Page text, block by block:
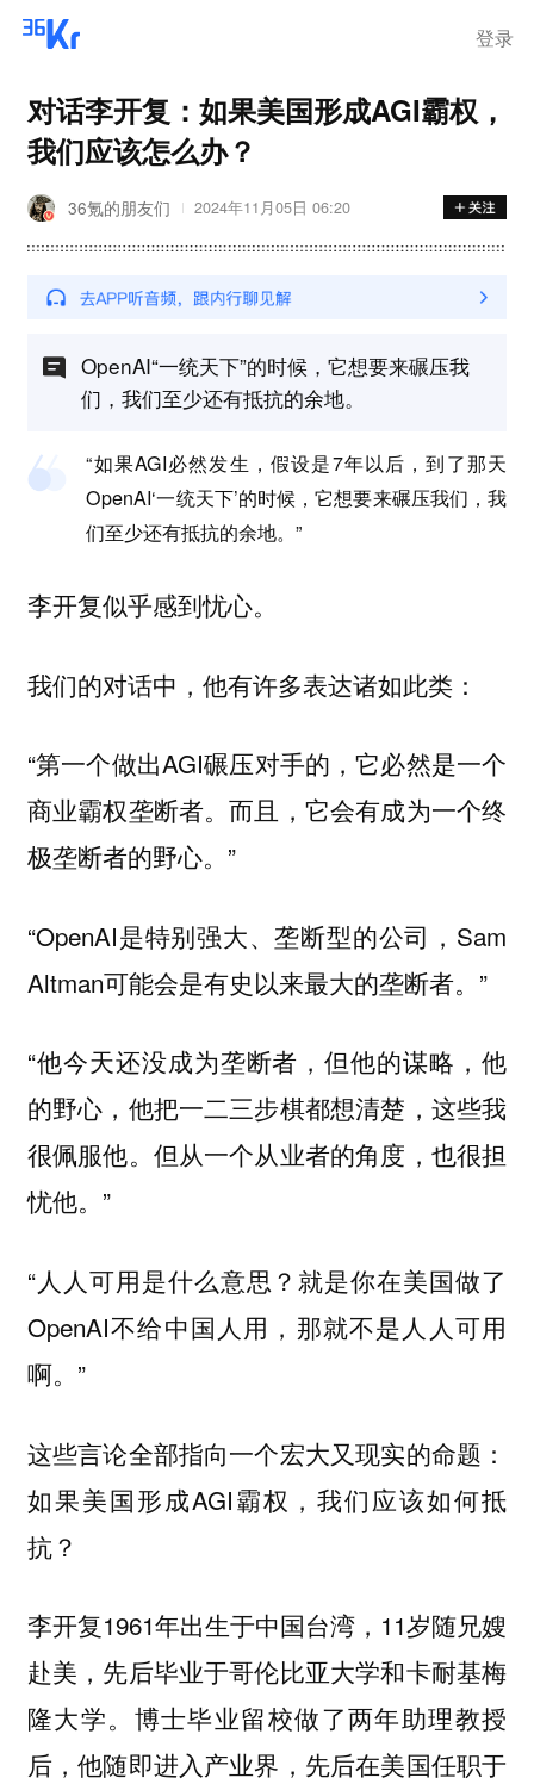
登录
对话李开复：如果美国形成AGI霸权，
我们应该怎么办？
36氪的朋友们 2024年11月05日 06:20
OpenAI“一统天下”的时候，它想要来碾压我
们，我们至少还有抵抗的余地。
“如果AGI必然发生，假设是7年以后，到了那天
OpenAI‘一统天下’的时候，它想要来碾压我们，我
们至少还有抵抗的余地。”
李开复似乎感到忧心。
我们的对话中，他有许多表达诸如此类：
“第一个做出AGI碾压对手的，它必然是一个
商业霸权垄断者。而且，它会有成为一个终
极垄断者的野心。”
“OpenAI是特别强大、垄断型的公司，Sam
Altman可能会是有史以来最大的垄断者。”
“他今天还没成为垄断者，但他的谋略，他
的野心，他把一二三步棋都想清楚，这些我
很佩服他。但从一个从业者的角度，也很担
忧他。”
“人人可用是什么意思？就是你在美国做了
OpenAI不给中国人用，那就不是人人可用
啊。”
这些言论全部指向一个宏大又现实的命题：
如果美国形成AGI霸权，我们应该如何抵
抗？
李开复1961年出生于中国台湾，11岁随兄嫂
赴美，先后毕业于哥伦比亚大学和卡耐基梅
隆大学。博士毕业留校做了两年助理教授
后，他随即进入产业界，先后在美国任职于